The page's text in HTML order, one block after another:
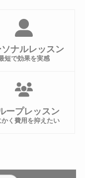
ナルレッスン
短で効果を実感
ープレッスン
かく費用を抑えたい